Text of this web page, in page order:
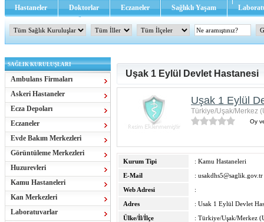
Hastaneler Doktorlar Eczaneler Sağlıklı Yaşam
Sağlık TV - Video İletişim
SAĞLIK KURULUŞLARI
Ambulans Firmaları
Askeri Hastaneler
Ecza Depoları
Eczaneler
Evde Bakım Merkezleri
Görüntüleme Merkezleri
Huzurevleri
Kamu Hastaneleri
Kan Merkezleri
Laboratuvarlar
Uşak 1 Eylül Devlet Hastanesi
Uşak 1 Eylül
Türkiye/Uşak/Merkez
Oy
Kurum Tipi
: Kamu Hastaneleri
E-Mail
: usakdhs5@saglik.gov.tr
Web Adresi
:
Adres
: Usak 1 Eylül Devlet
Ülke/İl/İlçe
: Türkiye/Uşak/Merkez